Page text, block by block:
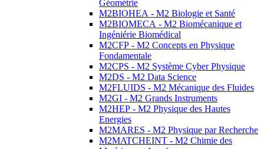
Géométrie
M2BIOHEA - M2 Biologie et Santé
M2BIOMECA - M2 Biomécanique et
Ingéniérie Biomédical
M2CFP - M2 Concepts en Physique
Fondamentale
M2CPS - M2 Système Cyber Physique
M2DS - M2 Data Science
M2FLUIDS - M2 Mécanique des Fluides
M2GI - M2 Grands Instruments
M2HEP - M2 Physique des Hautes
Energies
M2MARES - M2 Physique par Recherche
M2MATCHEINT - M2 Chimie des